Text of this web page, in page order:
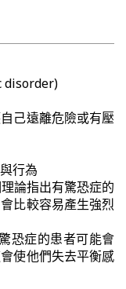
disorder)
己遠離危險或有壓
行為
論指出有驚恐症的
比較容易產生強烈
恐症的患者可能會
使他們失去平衡感